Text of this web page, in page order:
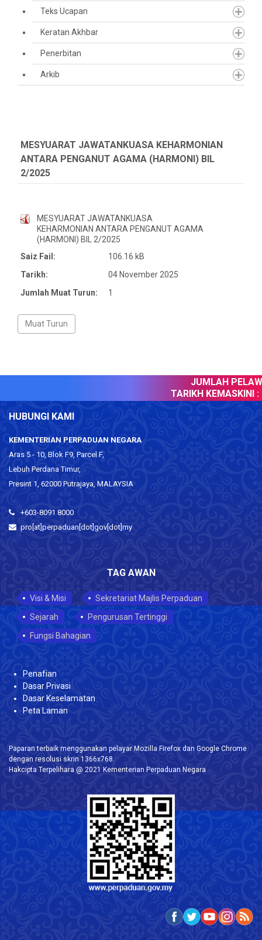
Teks Ucapan
Keratan Akhbar
Penerbitan
Arkib
MESYUARAT JAWATANKUASA KEHARMONIAN
ANTARA PENGANUT AGAMA (HARMONI) BIL
2/2025
MESYUARAT JAWATANKUASA
KEHARMONIAN ANTARA PENGANUT AGAMA
(HARMONI) BIL 2/2025
Saiz Fail:
106.16 kB
Tarikh:
04 November 2025
Jumlah Muat Turun:
1
JUMLAH
TARIKH KEMASKINI :
HUBUNGI KAMI
KEMENTERIAN PERPADUAN NEGARA
Aras 5 - 10, Blok F9, Parcel F,
Lebuh Perdana Timur,
Presint 1, 62000 Putrajaya, MALAYSIA
+603-8091 8000
pro[at]perpaduan[dot]gov[dot]my
TAG AWAN
Visi & Misi
Sekretariat Majlis Perpaduan
Sejarah
Pengurusan Tertinggi
Fungsi Bahagian
Penafian
Dasar Privasi
Dasar Keselamatan
Peta Laman
Paparan terbaik menggunakan pelayar Mozilla Firefox dan Google Chrome
dengan resolusi skrin 1366x768.
Hakcipta Terpelihara @ 2021 Kementerian Perpaduan Negara